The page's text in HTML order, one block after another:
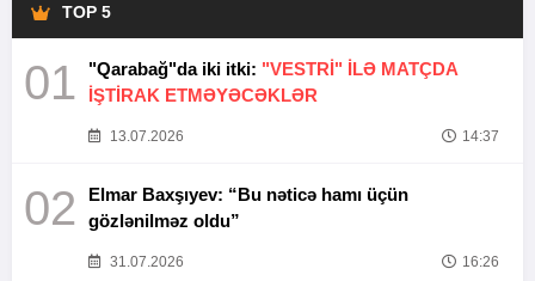
TOP 5
01 "Qarabağ"da iki itki: "VESTRİ" İLƏ MATÇDA
İŞTİRAK ETMƏYƏCƏKLƏR
13.07.2026 14:37
02
Elmar Baxşıyev: “Bu nəticə hamı üçün
gözlənilməz oldu”
31.07.2026 16:26